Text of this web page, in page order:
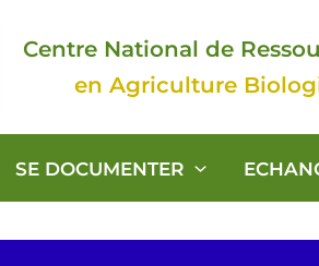
Centre National de
en Agriculture
SE DOCUMENTER